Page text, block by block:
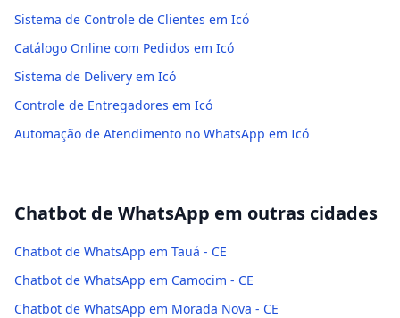
Sistema de Controle de Clientes em Icó
Catálogo Online com Pedidos em Icó
Sistema de Delivery em Icó
Controle de Entregadores em Icó
Automação de Atendimento no WhatsApp em Icó
Chatbot de WhatsApp em outras cidades
Chatbot de WhatsApp em Tauá - CE
Chatbot de WhatsApp em Camocim - CE
Chatbot de WhatsApp em Morada Nova - CE